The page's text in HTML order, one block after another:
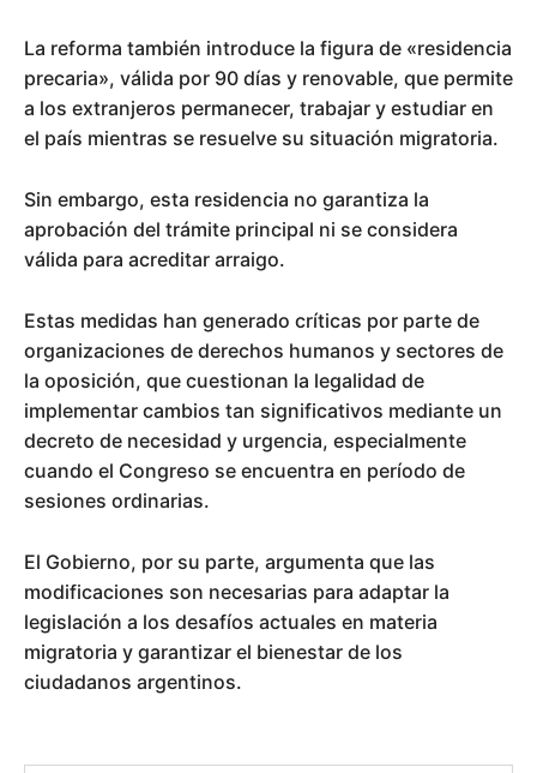
La reforma también introduce la figura de «residencia
precaria», válida por 90 días y renovable, que permite
a los extranjeros permanecer, trabajar y estudiar en
el país mientras se resuelve su situación migratoria.
Sin embargo, esta residencia no garantiza la
aprobación del trámite principal ni se considera
válida para acreditar arraigo.
Estas medidas han generado críticas por parte de
organizaciones de derechos humanos y sectores de
la oposición, que cuestionan la legalidad de
implementar cambios tan significativos mediante un
decreto de necesidad y urgencia, especialmente
cuando el Congreso se encuentra en período de
sesiones ordinarias.
El Gobierno, por su parte, argumenta que las
modificaciones son necesarias para adaptar la
legislación a los desafíos actuales en materia
migratoria y garantizar el bienestar de los
ciudadanos argentinos.